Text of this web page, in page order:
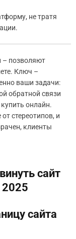
не тратя
– позволяют
Ключ –
ваши задачи:
обратной связи
онлайн.
стереотипов, и
клиенты
сайт
2025
сайта